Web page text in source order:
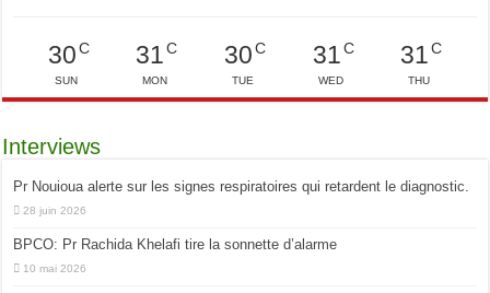
30C
SUN
31 C
MON
30C
TUE
31C
WED
31 C
THU
Interviews
Pr Nouioua alerte sur les signes respiratoires qui retardent le diagnostic.
28 juin 2026
BPCO: Pr Rachida Khelafi tire la sonnette d’alarme
10 mai 2026